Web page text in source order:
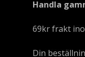
Handla
69kr frakt
Din